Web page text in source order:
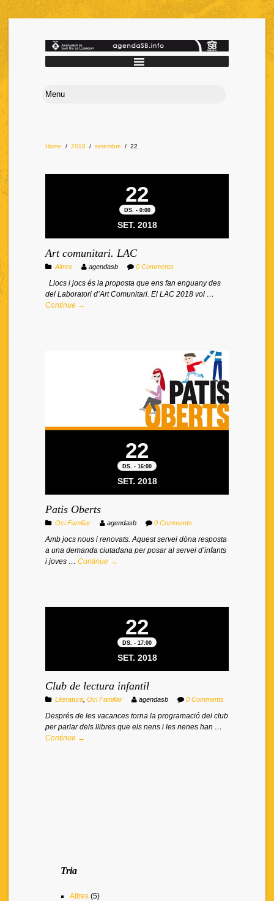
Home / 2018 / setembre / 22
22
DS. - 0:00
SET. 2018
Art comunitari. LAC
Altres agendasb 0 Comments
Llocs i jocs és la proposta que ens fan enguany des
del Laboratori d’Art Comunitari. El LAC 2018 vol …
Continue →
22
DS. - 16:00
SET. 2018
Patis Oberts
Oci Familiar agendasb 0 Comments
Amb jocs nous i renovats. Aquest servei dóna resposta
a una demanda ciutadana per posar al servei d’infants
i joves … Continue →
22
DS. - 17:00
SET. 2018
Club de lectura infantil
Literatura Oci Familiar agendasb 0 Comments
Després de les vacances torna la programació del club
per parlar dels llibres que els nens i les nenes han …
Continue →
Tria
Altres (5)